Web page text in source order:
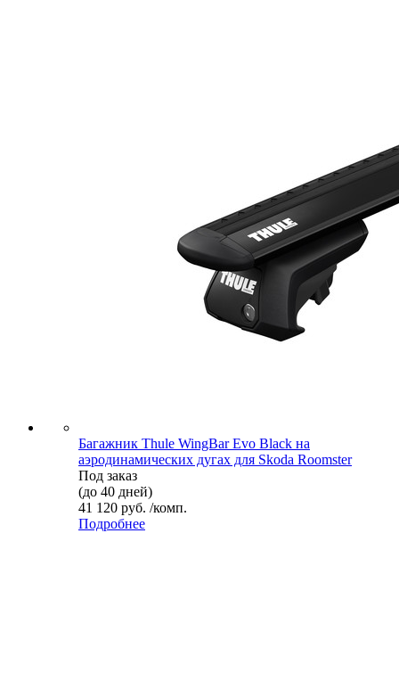
Багажник Thule WingBar Evo Black на
аэродинамических дугах для Skoda Roomster
Под заказ
(до 40 дней)
41 120 руб. /комп.
Подробнее